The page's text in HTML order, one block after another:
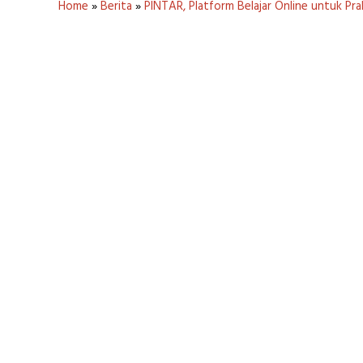
Home »Berita »PINTAR, Platform Belajar Online untuk